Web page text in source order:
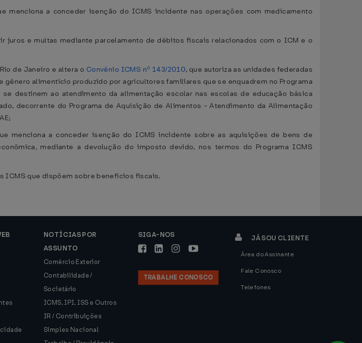
menciona a conceder isenção do ICMS incidente nas operações com medicamento
juros e multas mediante parcelamento de débitos fiscais relacionados com o ICM e o
de Janeiro e altera o Convênio ICMS nº 143/2010, que autoriza as unidades federadas
alimentício produzido por agricultores familiares que se enquadrem no Programa
destinem ao atendimento da alimentação escolar nas escolas de educação básica
decorrente do Programa de Aquisição de Alimentos - Atendimento da Alimentação
menciona a conceder isenção do ICMS incidente sobre as aquisições de bens de
mediante a devolução do imposto devido, nos termos do Programa ICMS
ICMS que dispõem sobre benefícios fiscais.
NOTÍCIAS POR
ASSUNTO
Comércio Exterior
Contabilidade /
Societário
ICMS, IPI, ISS e Outros
IR / Contribuições
Simples Nacional
SIGA-NOS
TRABALHE CONOSCO
JÁ SOU CLIENTE
Área do Assinante
Fale Conosco
Telefones